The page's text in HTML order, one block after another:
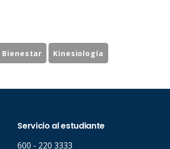
Kinesiología